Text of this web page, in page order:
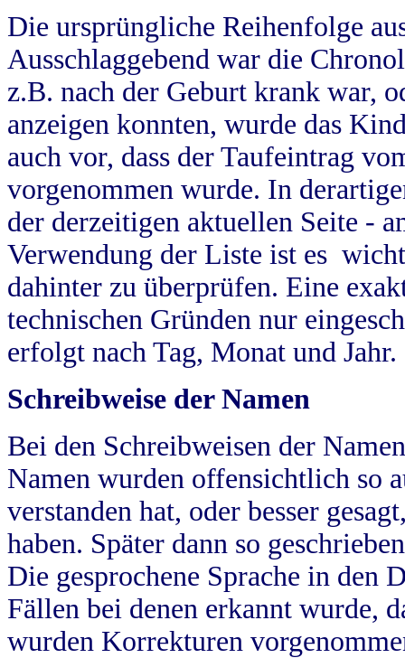
Die ursprüngliche Reihenfolge
Ausschlaggebend war die
z.B. nach der Geburt krank war,
anzeigen konnten, wurde das
auch vor, dass der Taufeintrag
vorgenommen wurde. In
der derzeitigen aktuellen Seite -
Verwendung der Liste ist es
dahinter zu überprüfen. Eine
technischen Gründen nur
erfolgt nach Tag, Monat und Jahr.
Schreibweise der Namen
Bei den Schreibweisen der
Namen wurden offensichtlich so
verstanden hat, oder besser
haben. Später dann so
Die gesprochene Sprache in
Fällen bei denen erkannt wurde,
wurden Korrekturen